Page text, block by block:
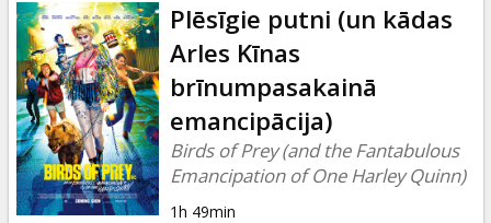
Ziņas
Dāvanu
kartes
Uzkodas
Plēsīgie putni (un kādas
Arles Kīnas
brīnumpasakainā
emancipācija)
Birds of Prey (and the Fantabulous
Emancipation of One Harley Quinn)
1h 49min